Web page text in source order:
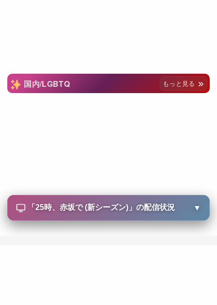
国内/LGBTQ もっと見る
「 25時、赤坂で (新シーズン)」の配信状況 ▼